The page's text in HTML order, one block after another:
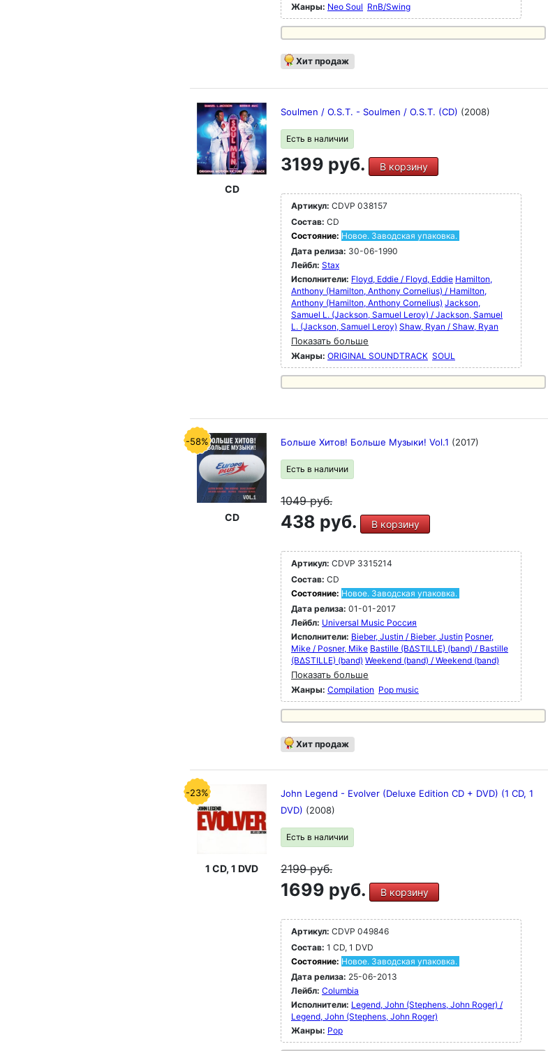
Жанры: Neo Soul RnB/Swing
Хит продаж
CD
Soulmen / O.S.T. - Soulmen / O.S.T. (CD) (2008)
Есть в наличии
3199 руб. В корзину
Артикул: CDVP 038157
Состав: CD
Состояние: Новое. Заводская упаковка.
Дата релиза: 30-06-1990
Лейбл: Stax
Исполнители: Floyd, Eddie / Floyd, Eddie Hamilton,
Anthony (Hamilton, Anthony Cornelius) / Hamilton,
Anthony (Hamilton, Anthony Cornelius) Jackson,
Samuel L. (Jackson, Samuel Leroy) / Jackson, Samuel
L. (Jackson, Samuel Leroy) Shaw, Ryan / Shaw, Ryan
Показать больше
Жанры: ORIGINAL SOUNDTRACK SOUL
-58%
CD
Больше Хитов! Больше Музыки! Vol.1 (2017)
Есть в наличии
1049руб.
438 руб. В корзину
Артикул: CDVP 3315214
Состав: CD
Состояние: Новое. Заводская упаковка.
Дата релиза: 01-01-2017
Лейбл: Universal Music Россия
Исполнители: Bieber, Justin / Bieber, Justin Posner,
Mike / Posner, Mike Bastille (BΔSTILLE) (band) / Bastille
(BΔSTILLE) (band) Weekend (band) / Weekend (band)
Показать больше
Жанры: Compilation Pop music
Хит продаж
-23%
1 CD, 1 DVD
John Legend - Evolver (Deluxe Edition CD + DVD) (1 CD, 1
DVD) (2008)
Есть в наличии
2199руб.
1699 руб. В корзину
Артикул: CDVP 049846
Состав: 1 CD, 1 DVD
Состояние: Новое. Заводская упаковка.
Дата релиза: 25-06-2013
Лейбл: Columbia
Исполнители: Legend, John (Stephens, John Roger) /
Legend, John (Stephens, John Roger)
Жанры: Pop